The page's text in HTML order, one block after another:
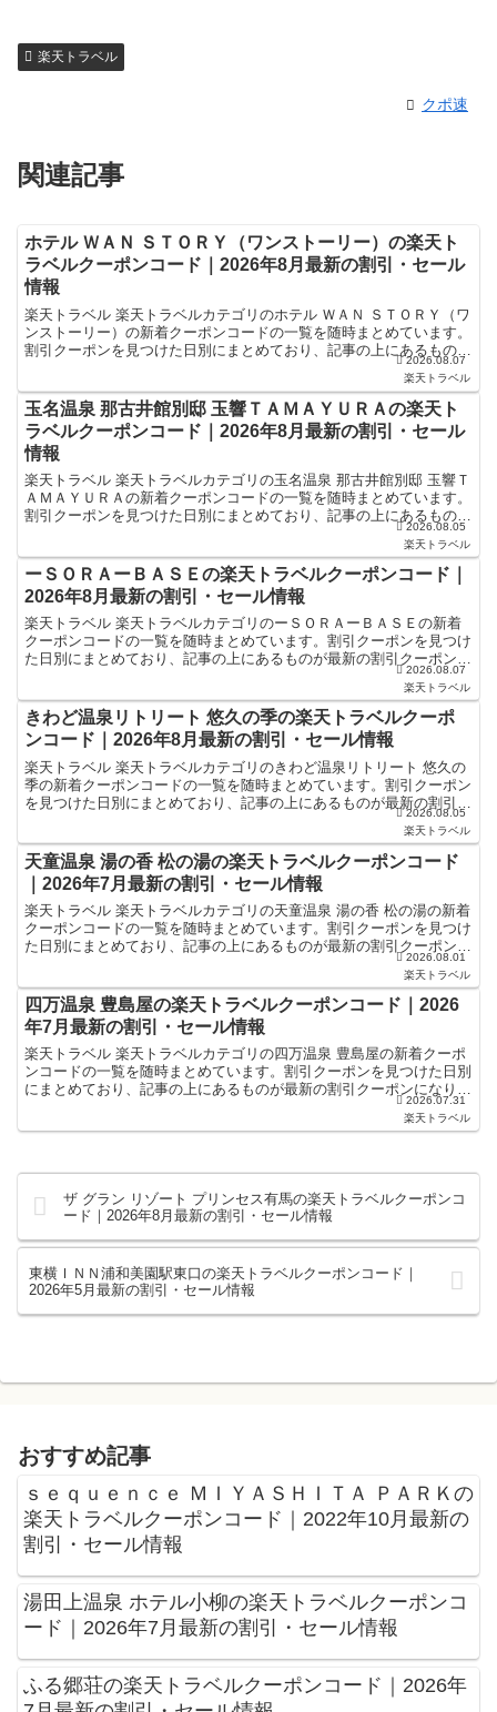
楽天トラベル
クポ速
関連記事
ホテル ＷＡＮ ＳＴＯＲＹ（ワンストーリー）の楽天ト
ラベルクーポンコード｜2026年8月最新の割引・セール
情報
楽天トラベル 楽天トラベルカテゴリのホテル ＷＡＮ ＳＴＯＲＹ（ワ
ンストーリー）の新着クーポンコードの一覧を随時まとめています。
割引クーポンを見つけた日別にまとめており、記事の上にあるものが
最新の割引クーポンになります。ホテル・旅館宿泊の予... 2026.08.07
楽天トラベル
玉名温泉 那古井館別邸 玉響ＴＡＭＡＹＵＲＡの楽天ト
ラベルクーポンコード｜2026年8月最新の割引・セール
情報
楽天トラベル 楽天トラベルカテゴリの玉名温泉 那古井館別邸 玉響Ｔ
ＡＭＡＹＵＲＡの新着クーポンコードの一覧を随時まとめています。
割引クーポンを見つけた日別にまとめており、記事の上にあるものが
最新の割引クーポンになります。ホテル・旅館宿泊の予...
2026.08.05
楽天トラベル
ーＳＯＲＡーＢＡＳＥの楽天トラベルクーポンコード｜
2026年8月最新の割引・セール情報
楽天トラベル 楽天トラベルカテゴリのーＳＯＲＡーＢＡＳＥの新着
クーポンコードの一覧を随時まとめています。割引クーポンを見つけ
た日別にまとめており、記事の上にあるものが最新の割引クーポンに
なります。ホテル・旅館宿泊の予約などで使えるクーポンや...2026.08.07
楽天トラベル
きわど温泉リトリート 悠久の季の楽天トラベルクーポ
ンコード｜2026年8月最新の割引・セール情報
楽天トラベル 楽天トラベルカテゴリのきわど温泉リトリート 悠久の
季の新着クーポンコードの一覧を随時まとめています。割引クーポン
を見つけた日別にまとめており、記事の上にあるものが最新の割引ク
ーポンになります。ホテル・旅館宿泊の予約などで使える...2026.08.05
楽天トラベル
天童温泉 湯の香 松の湯の楽天トラベルクーポンコード
｜2026年7月最新の割引・セール情報
楽天トラベル 楽天トラベルカテゴリの天童温泉 湯の香 松の湯の新着
クーポンコードの一覧を随時まとめています。割引クーポンを見つけ
た日別にまとめており、記事の上にあるものが最新の割引クーポンに
なります。ホテル・旅館宿泊の予約などで使えるクーポ...
2026.08.01
楽天トラベル
四万温泉 豊島屋の楽天トラベルクーポンコード｜2026
年7月最新の割引・セール情報
楽天トラベル 楽天トラベルカテゴリの四万温泉 豊島屋の新着クーポ
ンコードの一覧を随時まとめています。割引クーポンを見つけた日別
にまとめており、記事の上にあるものが最新の割引クーポンになりま
す。ホテル・旅館宿泊の予約などで使えるクーポンやセー...2026.07.31
楽天トラベル
ザ グラン リゾート プリンセス有馬の楽天トラベルクーポンコ
ード｜2026年8月最新の割引・セール情報
東横ＩＮＮ浦和美園駅東口の楽天トラベルクーポンコード｜
2026年5月最新の割引・セール情報
おすすめ記事
ｓｅｑｕｅｎｃｅ ＭＩＹＡＳＨＩＴＡ ＰＡＲＫの
楽天トラベルクーポンコード｜2022年10月最新の
割引・セール情報
湯田上温泉 ホテル小柳の楽天トラベルクーポンコ
ード｜2026年7月最新の割引・セール情報
ふる郷荘の楽天トラベルクーポンコード｜2026年